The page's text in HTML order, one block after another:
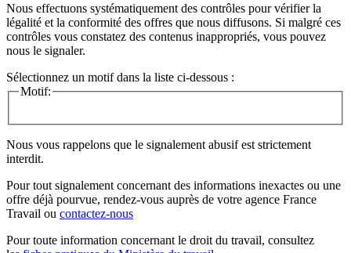
Nous effectuons systématiquement des contrôles pour vérifier la
légalité et la conformité des offres que nous diffusons. Si malgré ces
contrôles vous constatez des contenus inappropriés, vous pouvez
nous le signaler.
Sélectionnez un motif dans la liste ci-dessous :
Motif:
Nous vous rappelons que le signalement abusif est strictement
interdit.
Pour tout signalement concernant des informations inexactes ou une
offre déjà pourvue, rendez-vous auprès de votre agence France
Travail ou contactez-nous
Pour toute information concernant le droit du travail, consultez